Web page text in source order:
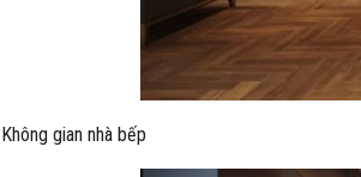
Không gian nhà bếp